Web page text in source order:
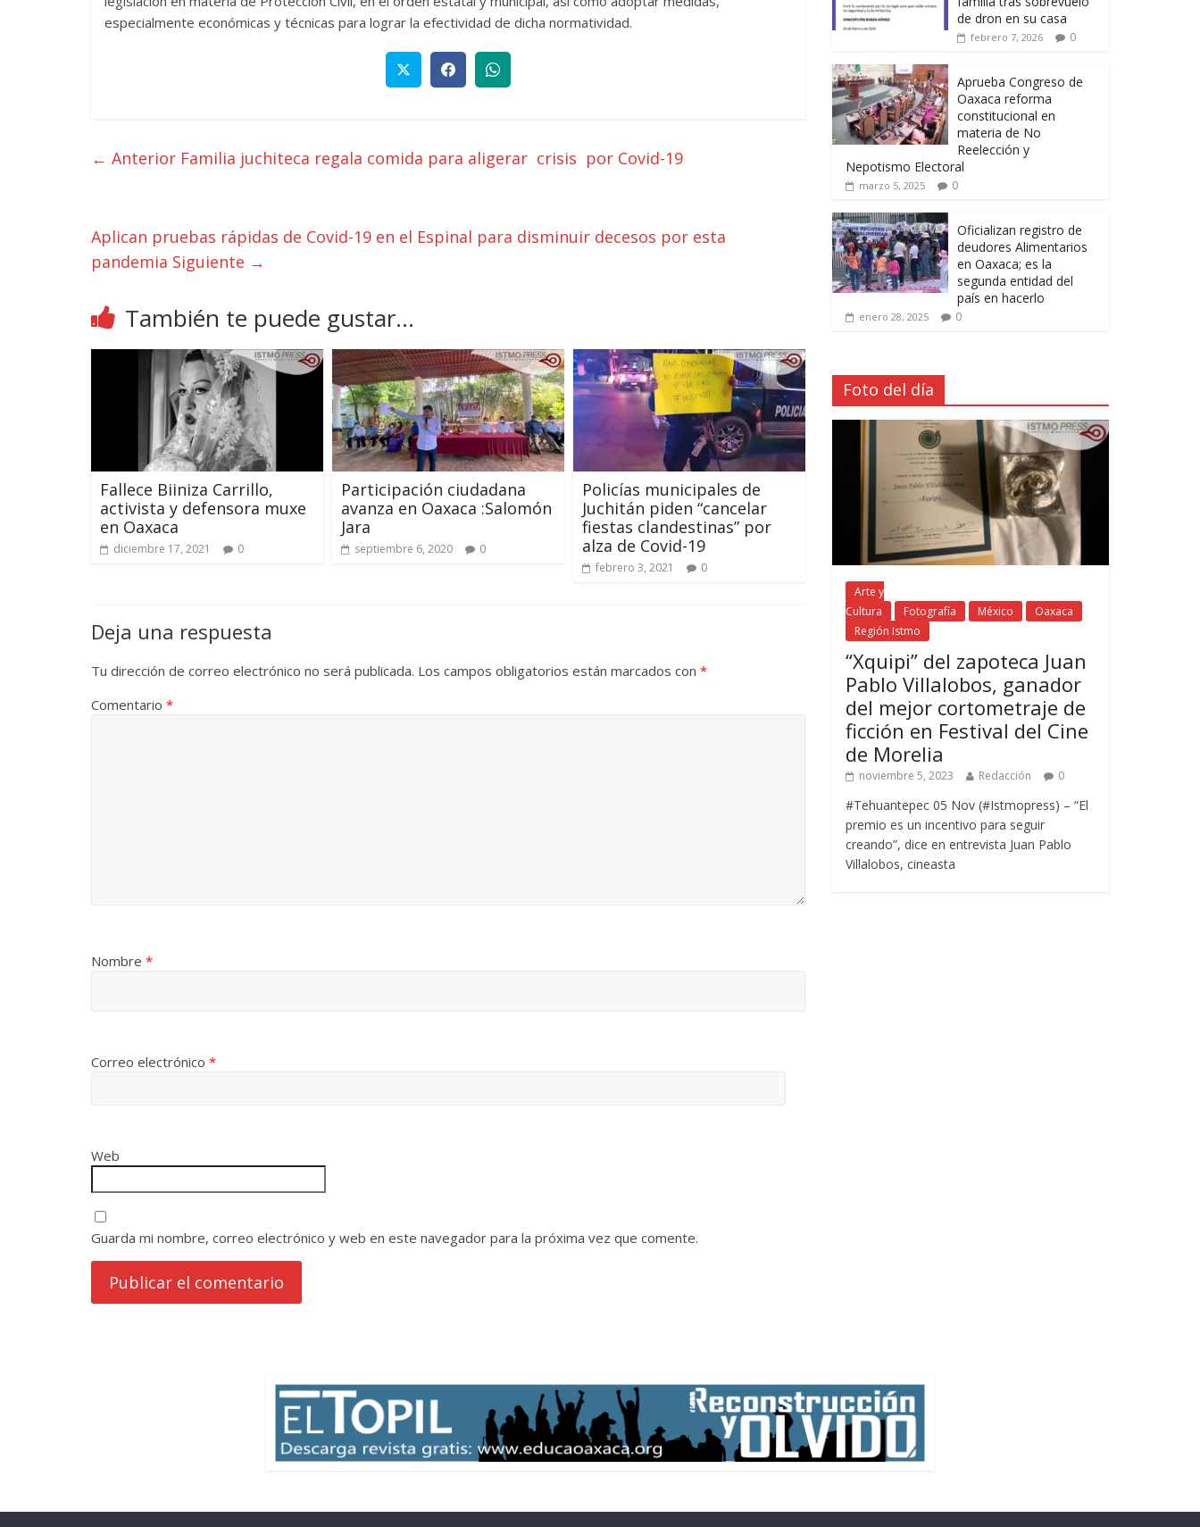
especialmente económicas y técnicas para lograr la efectividad de dicha normatividad.
← Anterior Familia juchiteca regala comida para aligerar crisis por Covid-19
Aplican pruebas rápidas de Covid-19 en el Espinal para disminuir decesos por esta
pandemia Siguiente →
También te puede gustar...
Fallece Biiniza Carrillo,
activista y defensora muxe
en Oaxaca
diciembre 17, 2021 0
Participación ciudadana
avanza en Oaxaca :Salomón
Jara
septiembre 6, 2020 0
Policías municipales de
Juchitán piden “cancelar
fiestas clandestinas” por
alza de Covid-19
febrero 3, 2021 0
Deja una respuesta
Tu dirección de correo electrónico no será publicada. Los campos obligatorios están marcados con *
Comentario *
Nombre *
Correo electrónico *
Web
Guarda mi nombre, correo electrónico y web en este navegador para la próxima vez que comente.
de dron en su casa
febrero 7, 2026 0
Aprueba Congreso de
Oaxaca reforma
constitucional en
materia de No
Reelección y
Nepotismo Electoral
marzo 5, 2025 0
Oficializan registro de
deudores Alimentarios
en Oaxaca; es la
segunda entidad del
país en hacerlo
enero 28, 2025 0
Foto del día
Arte y
Cultura
Fotografía México
Oaxaca
Región Istmo
“Xquipi” del zapoteca Juan
Pablo Villalobos, ganador
del mejor cortometraje de
ficción en Festival del Cine
de Morelia
noviembre 5, 2023 Redacción 0
#Tehuantepec 05 Nov (#Istmopress) – “El
premio es un incentivo para seguir
creando”, dice en entrevista Juan Pablo
Villalobos, cineasta